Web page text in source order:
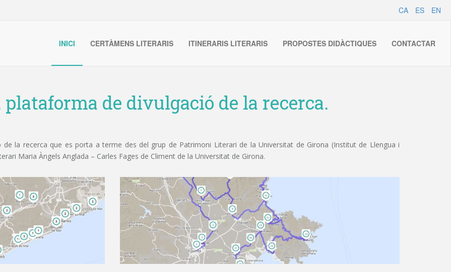
CA ES EN
INICI CERTÀMENS LITERARIS ITINERARIS LITERARIS PROPOSTES DIDÀCTIQUES CONTACTAR
de divulgació de la recerca.
de la recerca que es porta a terme des del grup de Patrimoni Literari de la Universitat de Girona (Institut de Llengua i
Maria Àngels Anglada – Carles Fages de Climent de la Universitat de Girona.